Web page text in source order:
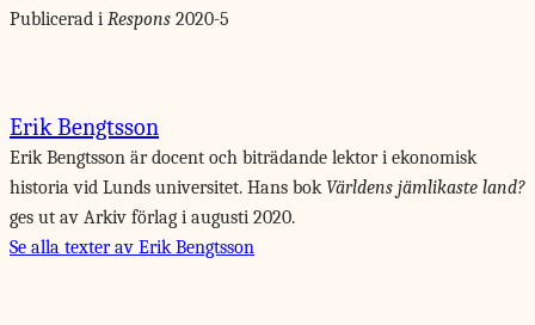
Publicerad i Respons 2020-5
Erik Bengtsson
Erik Bengtsson är docent och biträdande lektor i ekonomisk
historia vid Lunds universitet. Hans bokVärldens jämlikaste land?
ges ut av Arkiv förlag i augusti 2020.
Se alla texter av Erik Bengtsson